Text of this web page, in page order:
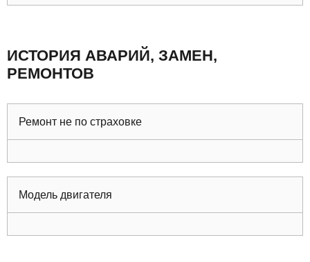
ИСТОРИЯ АВАРИЙ, ЗАМЕН,
РЕМОНТОВ
Ремонт не по страховке
Модель двигателя